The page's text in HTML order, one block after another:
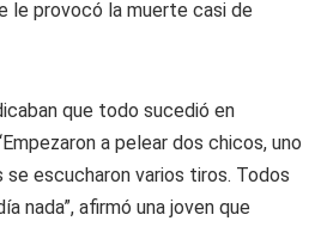
le provocó la muerte casi de
que todo sucedió en
a pelear dos chicos, uno
se escucharon varios tiros. Todos
nada”, afirmó una joven que